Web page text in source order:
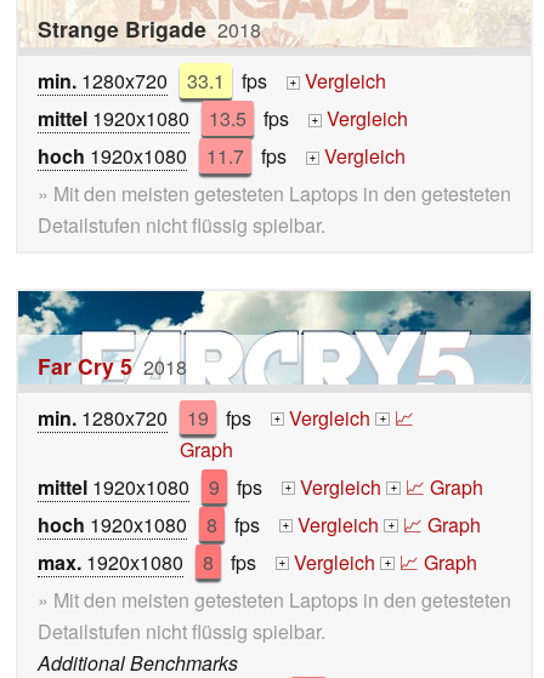
Strange Brigade 2018
min. 1280x720 33.1 fps +
Vergleich
mittel 1920x1080 13.5 fps +
Vergleich
hoch 1920x1080 11.7 fps +
Vergleich
» Mit den meisten getesteten Laptops in den getesteten
Detailstufen nicht flüssig spielbar.
Far Cry 5 2018
min. 1280x720 19 fps + Vergleich + 📈
Graph
mittel 1920x1080 9 fps + Vergleich + 📈 Graph
hoch 1920x1080 8 fps + Vergleich + 📈 Graph
max. 1920x1080 8 fps + Vergleich + 📈 Graph
» Mit den meisten getesteten Laptops in den getesteten
Detailstufen nicht flüssig spielbar.
Additional Benchmarks